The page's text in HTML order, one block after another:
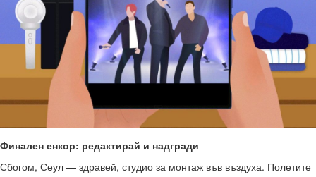
Финален енкор: редактирай и надгради
Сбогом, Сеул — здравей, студио за монтаж във въздуха. Полетите